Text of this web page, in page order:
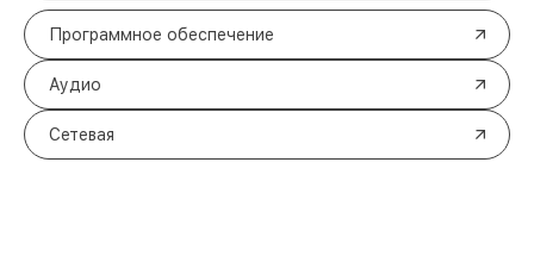
Программное обеспечение
Аудио
Сетевая